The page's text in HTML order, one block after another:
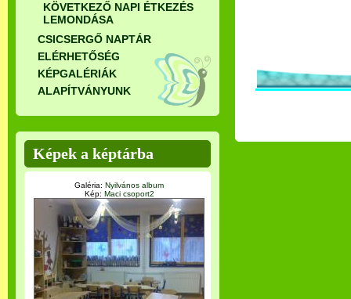
KÖVETKEZŐ NAPI ÉTKEZÉS
LEMONDÁSA
CSICSERGŐ NAPTÁR
ELÉRHETŐSÉG
KÉPGALÉRIÁK
ALAPÍTVÁNYUNK
Képek a képtárba
Galéria: Nyilvános album
Kép: Maci csoport2